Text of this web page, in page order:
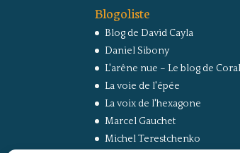
Blogoliste
Blog de David Cayla
Daniel Sibony
L'arêne nue – Le blog de
La voie de l'épée
La voix de l'hexagone
Marcel Gauchet
Michel Terestchenko